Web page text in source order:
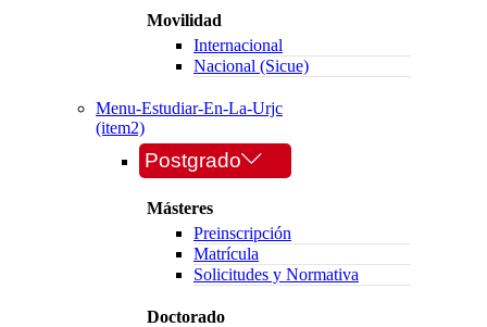
Movilidad
Internacional
Nacional (Sicue)
Menu-Estudiar-En-La-Urjc
(item2)
Postgrado
Másteres
Preinscripción
Matrícula
Solicitudes y Normativa
Doctorado